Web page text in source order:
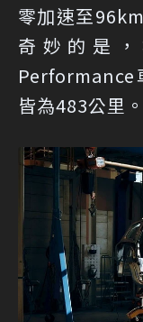
零加速至
奇妙的是
Performance
皆為483公里。